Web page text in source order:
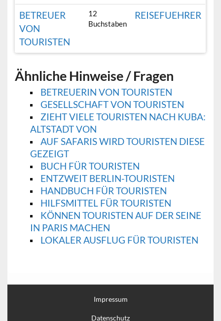
BETREUER
VON
TOURISTEN
12
Buchstaben
REISEFUEHRER
Ähnliche Hinweise / Fragen
BETREUERIN VON TOURISTEN
GESELLSCHAFT VON TOURISTEN
ZIEHT VIELE TOURISTEN NACH KUBA:
ALTSTADT VON
AUF SAFARIS WIRD TOURISTEN DIESE
GEZEIGT
BUCH FÜR TOURISTEN
ENTZWEIT BERLIN-TOURISTEN
HANDBUCH FÜR TOURISTEN
HILFSMITTEL FÜR TOURISTEN
KÖNNEN TOURISTEN AUF DER SEINE
IN PARIS MACHEN
LOKALER AUSFLUG FÜR TOURISTEN
Impressum
Datenschutz